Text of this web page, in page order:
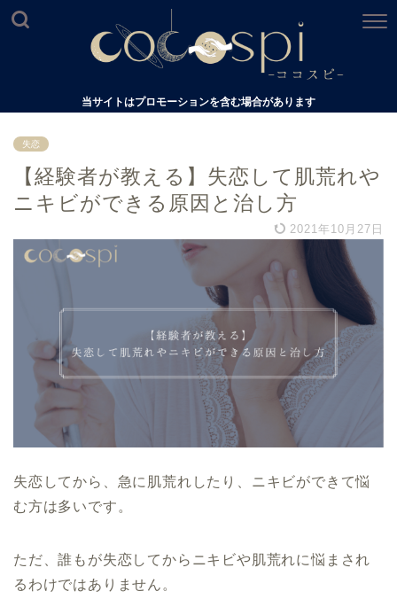
当サイトはプロモーションを含む場合があります
失恋
【経験者が教える】失恋して肌荒れや
ニキビができる原因と治し方
2021年10月27日
失恋してから、急に肌荒れしたり、ニキビができて悩
む方は多いです。
ただ、誰もが失恋してからニキビや肌荒れに悩まされ
るわけではありません。